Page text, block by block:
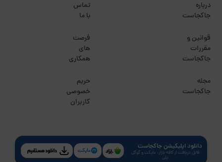
درباره
جاکجاست
قوانین و
مقررات
جاکجاست
مجله
جاکجاست
تماس
با ما
فرصت
های
همکاری
حریم
خصوصی
کاربران
دانلود اپلیکیشن جاکجاست
قابل دریافت از کافه بازار، مایکت و گوگل
پلی